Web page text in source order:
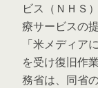
ビス（ＮＨＳ
療サービスの
「米メディア
を受け復旧作
務省は、同省